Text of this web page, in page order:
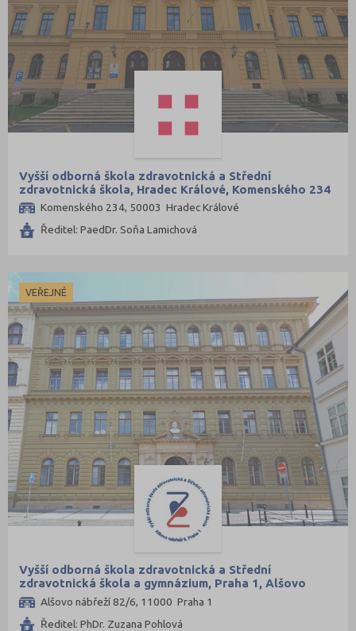
Vyšší odborná škola zdravotnická a Střední
zdravotnická škola, Hradec Králové, Komenského 234
Komenského 234, 50003 Hradec Králové
Ředitel: PaedDr. Soňa Lamichová
VEŘEJNÉ
Vyšší odborná škola zdravotnická a Střední
zdravotnická škola a gymnázium, Praha 1, Alšovo
nábřeží 6
Alšovo nábřeží 82/6, 11000 Praha 1
Ředitel: PhDr. Zuzana Pohlová